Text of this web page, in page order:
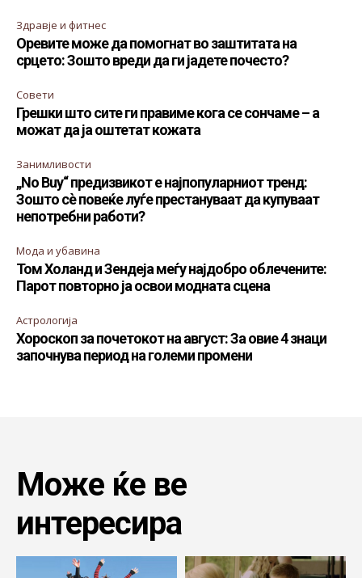
Здравје и фитнес
Оревите може да помогнат во заштитата на
срцето: Зошто вреди да ги јадете почесто?
Совети
Грешки што сите ги правиме кога се сончаме – а
можат да ја оштетат кожата
Занимливости
„No Buy“ предизвикот е најпопуларниот тренд:
Зошто сè повеќе луѓе престануваат да купуваат
непотребни работи?
Мода и убавина
Том Холанд и Зендеја меѓу најдобро облечените:
Парот повторно ја освои модната сцена
Астрологија
Хороскоп за почетокот на август: За овие 4 знаци
започнува период на големи промени
Може ќе ве
интересира